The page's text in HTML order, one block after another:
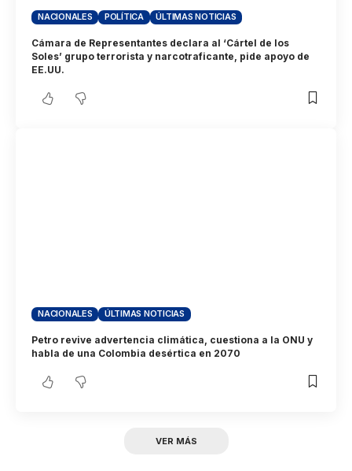
NACIONALES POLÍTICA ÚLTIMAS NOTICIAS
Cámara de Representantes declara al ‘Cártel de los
Soles’ grupo terrorista y narcotraficante, pide apoyo de
EE.UU.
NACIONALES ÚLTIMAS NOTICIAS
Petro revive advertencia climática, cuestiona a la ONU y
habla de una Colombia desértica en 2070
VER MÁS